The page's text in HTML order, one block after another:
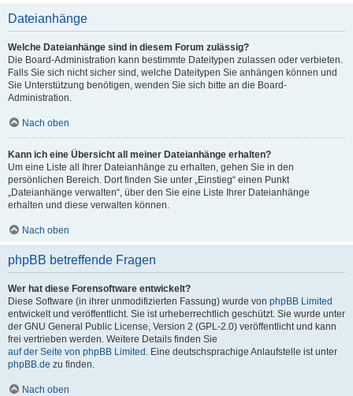
Dateianhänge
Welche Dateianhänge sind in diesem Forum zulässig?
Die Board-Administration kann bestimmte Dateitypen zulassen oder verbieten.
Falls Sie sich nicht sicher sind, welche Dateitypen Sie anhängen können und
Sie Unterstützung benötigen, wenden Sie sich bitte an die Board-
Administration.
Nach oben
Kann ich eine Übersicht all meiner Dateianhänge erhalten?
Um eine Liste all Ihrer Dateianhänge zu erhalten, gehen Sie in den
persönlichen Bereich. Dort finden Sie unter „Einstieg“ einen Punkt
„Dateianhänge verwalten“, über den Sie eine Liste Ihrer Dateianhänge
erhalten und diese verwalten können.
Nach oben
phpBB betreffende Fragen
Wer hat diese Forensoftware entwickelt?
Diese Software (in ihrer unmodifizierten Fassung) wurde von phpBB Limited
entwickelt und veröffentlicht. Sie ist urheberrechtlich geschützt. Sie wurde unter
der GNU General Public License, Version 2 (GPL-2.0) veröffentlicht und kann
frei vertrieben werden. Weitere Details finden Sie
auf der Seite von phpBB Limited . Eine deutschsprachige Anlaufstelle ist unter
phpBB.de zu finden.
Nach oben